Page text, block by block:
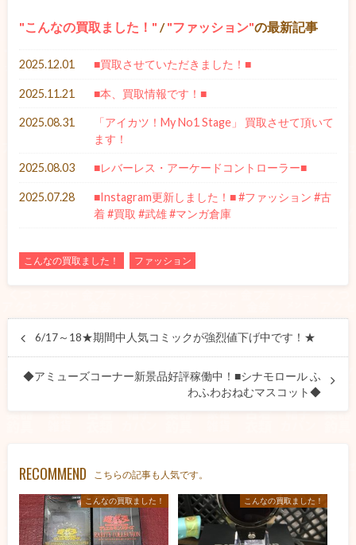
こんなの買取ました！ / ファッション の最新記事
2025.12.01 ■買取させていただきました！■
2025.11.21 ■本、買取情報です！■
2025.08.31
「アイカツ！My No1 Stage」 買取させて頂いて
ます！
2025.08.03 ■レバーレス・アーケードコントローラー■
2025.07.28
■Instagram更新しました！■ #ファッション #古
着 #買取 #武雄 #マンガ倉庫
こんなの買取ました！ ファッション
6/17～18★期間中人気コミックが強烈値下げ中です！★
◆アミューズコーナー新景品好評稼働中！■シナモロール ふ
わふわおねむマスコット◆
RECOMMEND こちらの記事も人気です。
こんなの買取ました！ こんなの買取ました！